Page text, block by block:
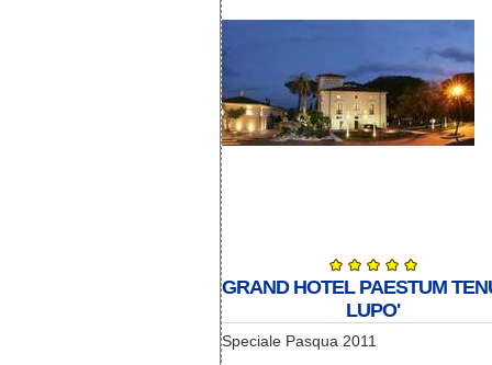
GRAND HOTEL PAESTUM
LUPO'
Speciale Pasqua 2011